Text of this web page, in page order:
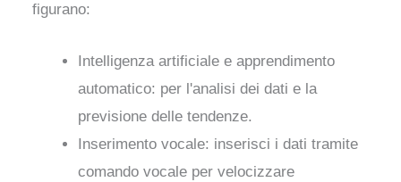
figurano:
Intelligenza artificiale e apprendimento
automatico: per l'analisi dei dati e la
previsione delle tendenze.
Inserimento vocale: inserisci i dati tramite
comando vocale per velocizzare